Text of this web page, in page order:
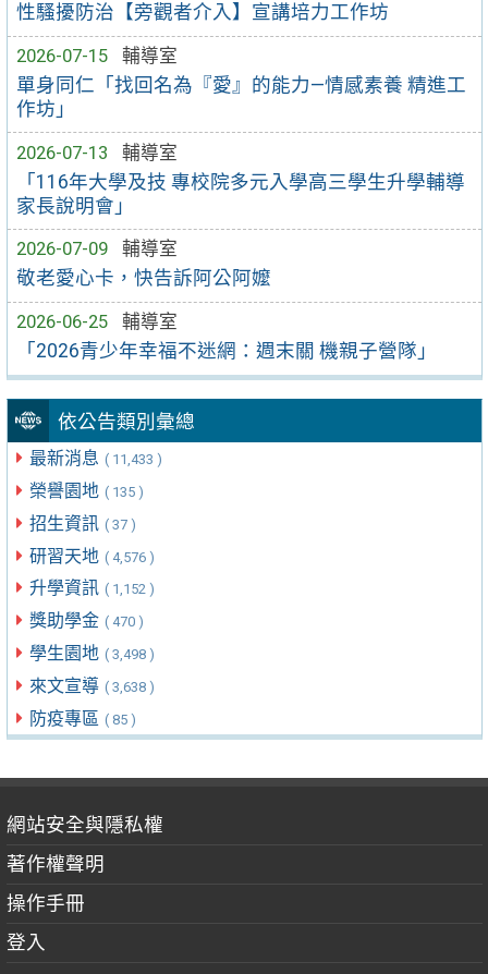
性騷擾防治【旁觀者介入】宣講培力工作坊
2026-07-15
輔導室
單身同仁「找回名為『愛』的能力—情感素養 精進工
作坊」
2026-07-13
輔導室
「116年大學及技 專校院多元入學高三學生升學輔導
家長說明會」
2026-07-09
輔導室
敬老愛心卡，快告訴阿公阿嬤
2026-06-25
輔導室
「2026青少年幸福不迷網：週末關 機親子營隊」
依公告類別彙總
最新消息 ( 11,433 )
榮譽園地 ( 135 )
招生資訊 ( 37 )
研習天地 ( 4,576 )
升學資訊 ( 1,152 )
獎助學金 ( 470 )
學生園地 ( 3,498 )
來文宣導 ( 3,638 )
防疫專區 ( 85 )
網站安全與隱私權
著作權聲明
操作手冊
登入